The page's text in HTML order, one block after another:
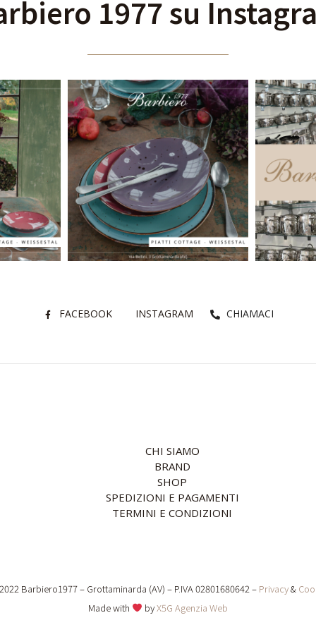
1977 su
FACEBOOK INSTAGRAM CHIAMACI
CHI SIAMO
BRAND
SHOP
SPEDIZIONI E PAGAMENTI
TERMINI E CONDIZIONI
Barbiero1977 – Grottaminarda (AV) – P.IVA 02801680642 – Privacy&
Made with
byX5G Agenzia Web